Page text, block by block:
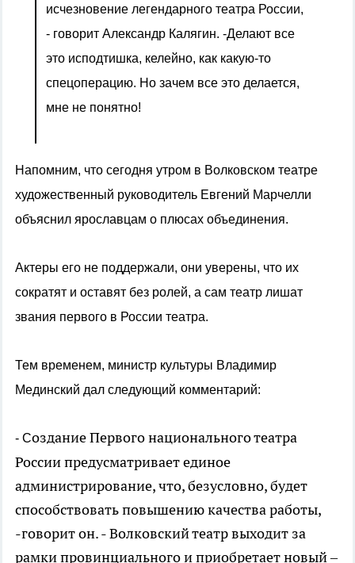
исчезновение легендарного театра России,
- говорит Александр Калягин. -Делают все
это исподтишка, келейно, как какую-то
спецоперацию. Но зачем все это делается,
мне не понятно!
Напомним, что сегодня утром в Волковском театре
художественный руководитель Евгений Марчелли
объяснил ярославцам о плюсах объединения.
Актеры его не поддержали, они уверены, что их
сократят и оставят без ролей, а сам театр лишат
звания первого в России театра.
Тем временем, министр культуры Владимир
Мединский дал следующий комментарий:
- Создание Первого национального театра
России предусматривает единое
администрирование, что, безусловно, будет
способствовать повышению качества работы,
-говорит он. - Волковский театр выходит за
рамки провинциального и приобретает новый –